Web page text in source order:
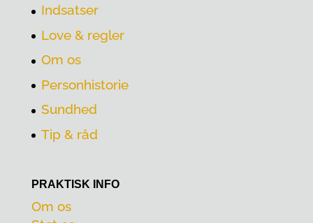
Indsatser
Love & regler
Om os
Personhistorie
Sundhed
Tip & råd
PRAKTISK INFO
Om os